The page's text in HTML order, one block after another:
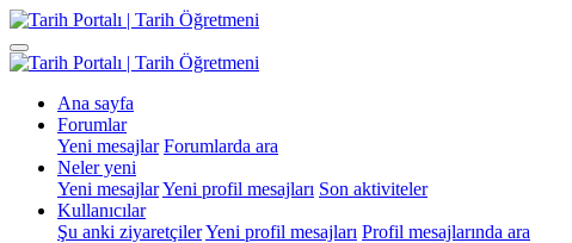
Ana sayfa
Forumlar
Yeni mesajlar Forumlarda ara
Neler yeni
Yeni mesajlarYeni profil mesajları Son aktiviteler
Kullanıcılar
Şu anki ziyaretçilerYeni profil mesajları Profil mesajlarında ara